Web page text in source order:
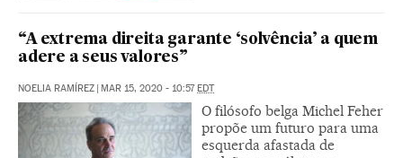
“A extrema direita garante ‘solvência’ a quem
adere a seus valores”
NOELIA RAMÍREZ | MAR 15, 2020 - 10:57EDT
O filósofo belga Michel Feher
propõe um futuro para uma
esquerda afastada de